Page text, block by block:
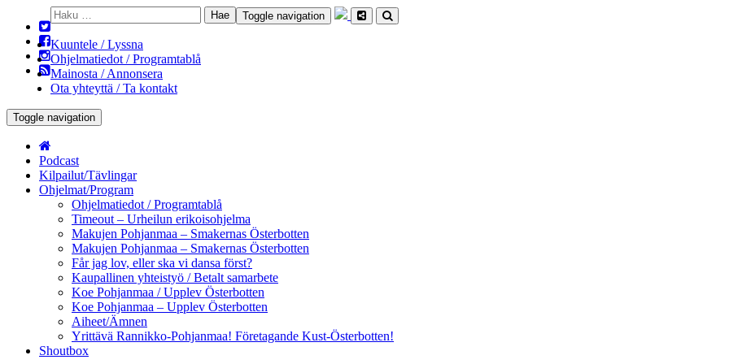
Toggle navigation
Haku:
Kuuntele / Lyssna
Ohjelmatiedot / Programtablå
Mainosta / Annonsera
Ota yhteyttä / Ta kontakt
Toggle navigation
Podcast
Kilpailut/Tävlingar
Ohjelmat/Program
Ohjelmatiedot / Programtablå
Timeout – Urheilun erikoisohjelma
Makujen Pohjanmaa – Smakernas Österbotten
Makujen Pohjanmaa – Smakernas Österbotten
Får jag lov, eller ska vi dansa först?
Kaupallinen yhteistyö / Betalt samarbete
Koe Pohjanmaa / Upplev Österbotten
Koe Pohjanmaa – Upplev Österbotten
Aiheet/Ämnen
Yrittävä Rannikko-Pohjanmaa! Företagande Kust-Österbotten!
Shoutbox